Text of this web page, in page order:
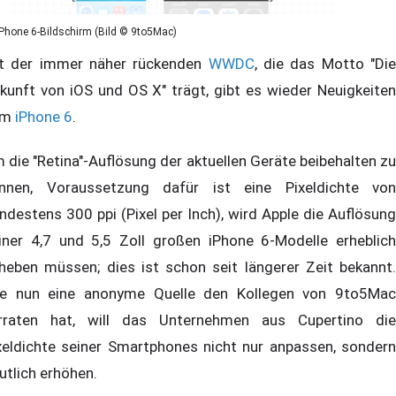
6-Bildschirm (Bild © 9to5Mac)
der immer näher rückenden WWDC, die das Motto "Die
von iOS und OS X" trägt, gibt es wieder Neuigkeiten
iPhone 6.
die "Retina"-Auflösung der aktuellen Geräte beibehalten zu
Voraussetzung dafür ist eine Pixeldichte von
300 ppi (Pixel per Inch), wird Apple die Auflösung
4,7 und 5,5 Zoll großen iPhone 6-Modelle erheblich
müssen; dies ist schon seit längerer Zeit bekannt.
nun eine anonyme Quelle den Kollegen von 9to5Mac
hat, will das Unternehmen aus Cupertino die
seiner Smartphones nicht nur anpassen, sondern
erhöhen.